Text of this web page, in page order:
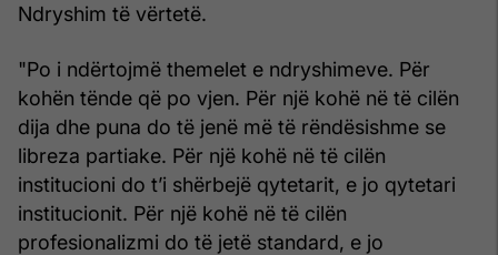
Ndryshim të vërtetë.
"Po i ndërtojmë themelet e ndryshimeve. Për
kohën tënde që po vjen. Për një kohë në të cilën
dija dhe puna do të jenë më të rëndësishme se
libreza partiake. Për një kohë në të cilën
institucioni do t’i shërbejë qytetarit, e jo qytetari
institucionit. Për një kohë në të cilën
profesionalizmi do të jetë standard, e jo